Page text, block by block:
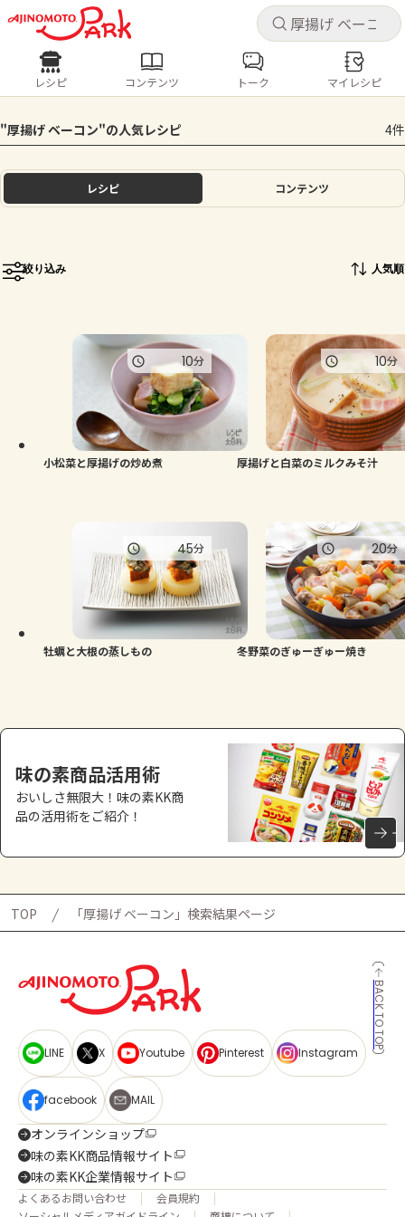
キャ
ログインするとレシピを保存できます
ログイン
ホーム
トーク
よくあるお問い合わせ
お買い物
キャ
レシピ コンテンツ
人気の食材・レシピ
きゅうり なす トマト とうもろこし
ピーマン
レシピ コンテンツ トーク マイレシピ
"厚揚げ ベーコン"の人気レシピ 4件
レシピ コンテンツ
絞り込み 人気順
小松菜と厚揚げの炒め煮
10分
厚揚げと白菜のミルクみそ汁
10分
牡蠣と大根の蒸しもの
45分
冬野菜のぎゅーぎゅー焼き
20分
味の素商品活用術
おいしさ無限大！味の素KK商
品の活用術をご紹介！
TOP 「厚揚げ ベーコン」検索結果ページ
BACK TO TOP
LINE X Youtube Pinterest Instagram
facebook MAIL
オンラインショップ
味の素KK商品情報サイト
味の素KK企業情報サイト
よくあるお問い合わせ
会員規約